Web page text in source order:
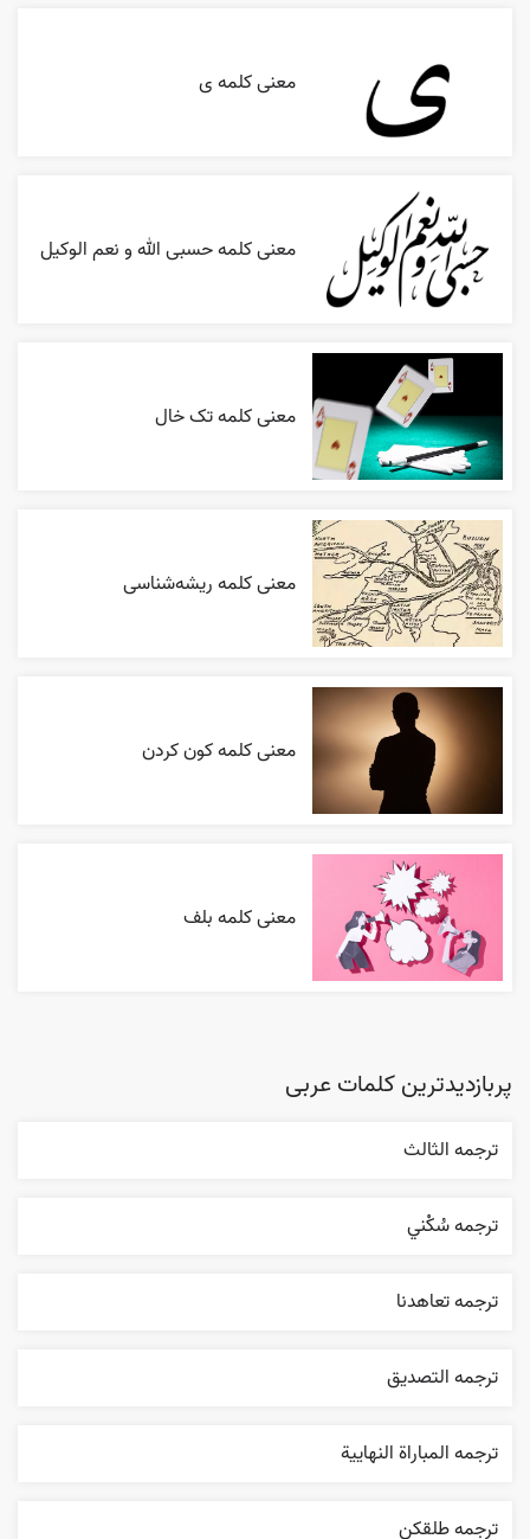
معنی کلمه ی
معنی کلمه حسبی الله و نعم الوکیل
معنی کلمه تک خال
معنی کلمه ریشه‌شناسی
معنی کلمه کون کردن
معنی کلمه بلف
پربازدیدترین کلمات عربی
ترجمه الثالث
ترجمه سُکْني
ترجمه تعاهدنا
ترجمه التصديق
ترجمه المباراة النهایية
ترجمه طلقکن